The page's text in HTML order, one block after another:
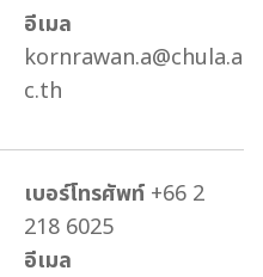
อีเมล
kornrawan.a@chula.a
c.th
เบอร์โทรศัพท์ +66 2
218 6025
อีเมล